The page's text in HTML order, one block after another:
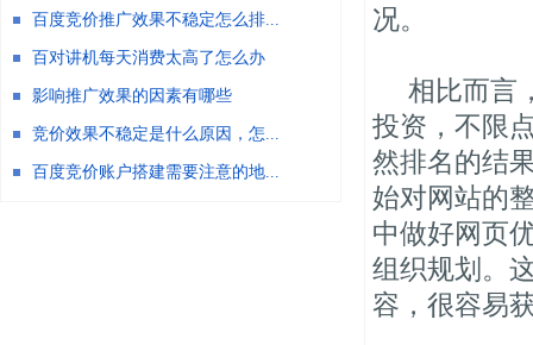
况。
相比而言
投资，不限
然排名的结
始对网站的
中做好网页
组织规划。
容，很容易
百度竞价推广效果不稳定怎么排...
百对讲机每天消费太高了怎么办
影响推广效果的因素有哪些
竞价效果不稳定是什么原因，怎...
百度竞价账户搭建需要注意的地...